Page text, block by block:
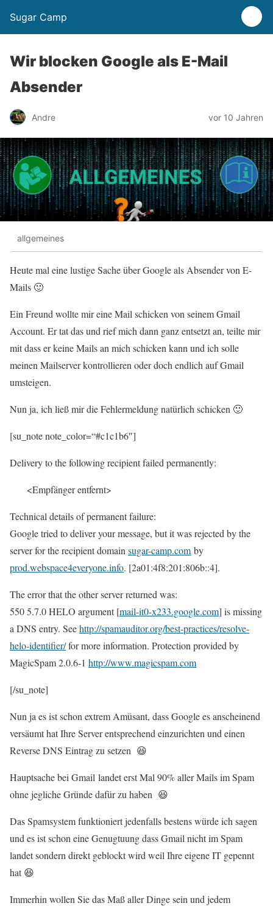
Sugar Camp
Wir blocken Google als E-Mail
Absender
Andre vor 10 Jahren
allgemeines
Heute mal eine lustige Sache über Google als Absender von E-
Mails 🙂
Ein Freund wollte mir eine Mail schicken von seinem Gmail
Account. Er tat das und rief mich dann ganz entsetzt an, teilte mir
mit dass er keine Mails an mich schicken kann und ich solle
meinen Mailserver kontrollieren oder doch endlich auf Gmail
umsteigen.
Nun ja, ich ließ mir die Fehlermeldung natürlich schicken 🙂
[su_note note_color=“#c1c1b6″]
Delivery to the following recipient failed permanently:
<Empfänger entfernt>
Technical details of permanent failure:
Google tried to deliver your message, but it was rejected by the
server for the recipient domain sugar-camp.com by
prod.webspace4everyone.info. [2a01:4f8:201:806b::4].
The error that the other server returned was:
550 5.7.0 HELO argument [mail-it0-x233.google.com] is missing
a DNS entry. Seehttp://spamauditor.org/best-practices/resolve-
helo-identifier/for more information. Protection provided by
MagicSpam 2.0.6-1 http://www.magicspam.com
[/su_note]
Nun ja es ist schon extrem Amüsant, dass Google es anscheinend
versäumt hat Ihre Server entsprechend einzurichten und einen
Reverse DNS Eintrag zu setzen 😆
Hauptsache bei Gmail landet erst Mal 90% aller Mails im Spam
ohne jegliche Gründe dafür zu haben 😆
Das Spamsystem funktioniert jedenfalls bestens würde ich sagen
und es ist schon eine Genugtuung dass Gmail nicht im Spam
landet sondern direkt geblockt wird weil Ihre eigene IT gepennt
hat 😆
Immerhin wollen Sie das Maß aller Dinge sein und jedem